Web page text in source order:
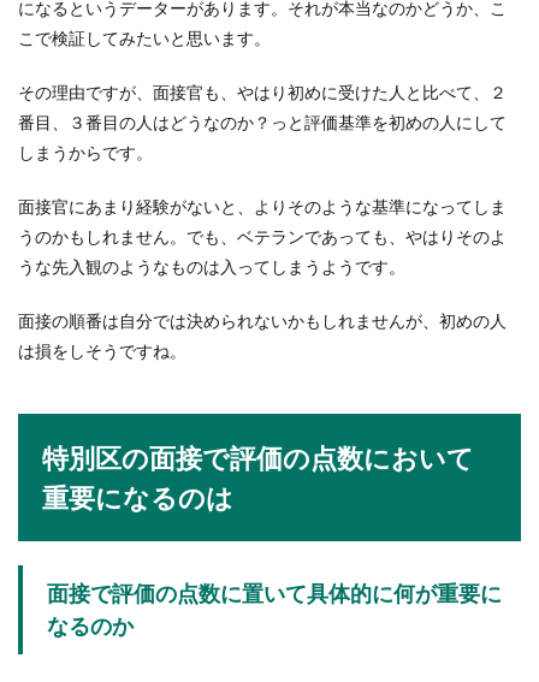
生の答え方について解説！
合もあります。でも、大学生として正直に答える
べきなのか迷...
バレーボールの練習メニュー【中学生
編】上達する方法とは
ら行うことで上達させることができます。まずは
職場の怖い上司や先輩に萎縮してしま
らい...
になるというデーターがあります。それが本当なのかどうか、こ
こで検証してみたいと思います。
その理由ですが、面接官も、やはり初めに受けた人と比べて、２
番目、３番目の人はどうなのか？っと評価基準を初めの人にして
しまうからです。
面接官にあまり経験がないと、よりそのような基準になってしま
うのかもしれません。でも、ベテランであっても、やはりそのよ
うな先入観のようなものは入ってしまうようです。
面接の順番は自分では決められないかもしれませんが、初めの人
は損をしそうですね。
特別区の面接で評価の点数において
重要になるのは
面接で評価の点数に置いて具体的に何が重要に
なるのか